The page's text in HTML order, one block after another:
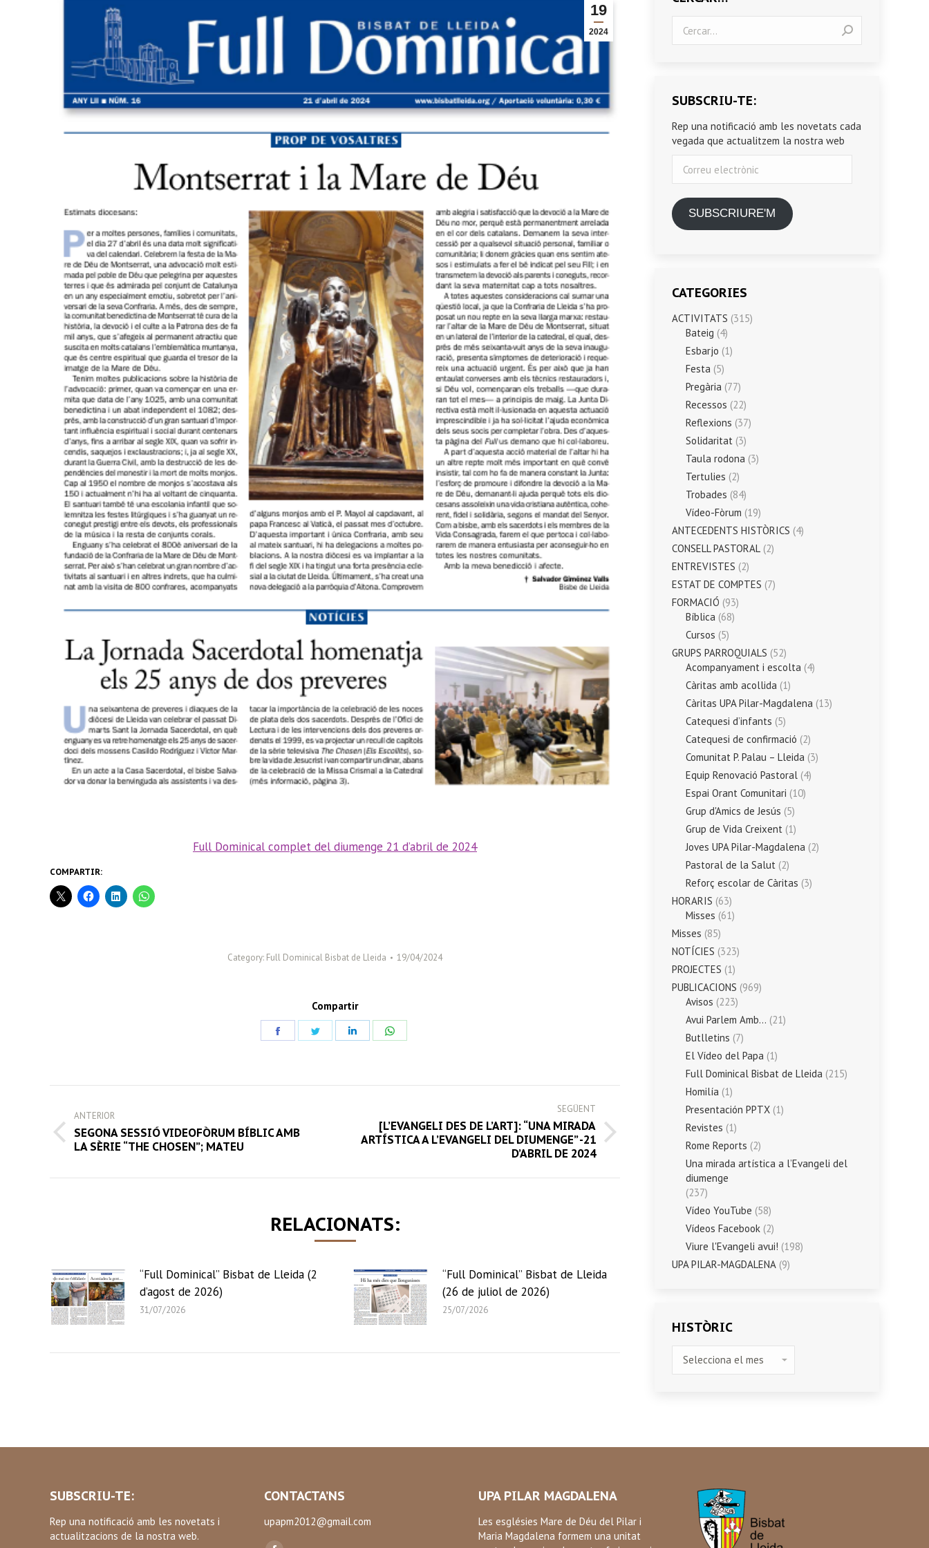
19
2024
Full Dominical complet del diumenge 21 d’abril de 2024
COMPARTIR:
Category: Full Dominical Bisbat de Lleida 19/04/2024
Compartir
Share
Share
NAVIGATION
ANTERIOR
Previous
SEGONA SESSIÓ VIDEOFÒRUM BÍBLIC AMB
LA SÈRIE “THE CHOSEN”; MATEU
SEGÜENT
Next
[L’EVANGELI DES DE L’ART]: “UNA MIRADA
ARTÍSTICA A L’EVANGELI DEL DIUMENGE” -21
D’ABRIL DE 2024
RELACIONATS:
“Full Dominical” Bisbat de Lleida (2
d’agost de 2026)
31/07/2026
“Full Dominical” Bisbat de Lleida
(26 de juliol de 2026)
25/07/2026
SUBSCRIU-TE:
Rep una notificació amb les novetats cada
vegada que actualitzem la nostra web
electrònic
SUBSCRIURE'M
CATEGORIES
ACTIVITATS (315)
Bateig (4)
Esbarjo (1)
Festa (5)
Pregària (77)
Recessos (22)
Reflexions (37)
Solidaritat (3)
Taula rodona (3)
Tertulies (2)
Trobades (84)
Vídeo-Fòrum (19)
ANTECEDENTS HISTÒRICS (4)
CONSELL PASTORAL (2)
ENTREVISTES (2)
ESTAT DE COMPTES (7)
FORMACIÓ (93)
Bíblica (68)
Cursos (5)
GRUPS PARROQUIALS (52)
Acompanyament i escolta (4)
Càritas amb acollida (1)
Càritas UPA Pilar-Magdalena (13)
Catequesi d’infants (5)
Catequesi de confirmació (2)
Comunitat P. Palau – Lleida (3)
Equip Renovació Pastoral (4)
Espai Orant Comunitari (10)
Grup d'Amics de Jesús (5)
Grup de Vida Creixent (1)
Joves UPA Pilar-Magdalena (2)
Pastoral de la Salut (2)
Reforç escolar de Càritas (3)
HORARIS (63)
Misses (61)
Misses (85)
NOTÍCIES (323)
PROJECTES (1)
PUBLICACIONS (969)
Avisos (223)
Avui Parlem Amb… (21)
Butlletins (7)
El Vídeo del Papa (1)
Full Dominical Bisbat de Lleida (215)
Homilía (1)
Presentación PPTX (1)
Revistes (1)
Rome Reports (2)
Una mirada artística a l’Evangeli del
diumenge
(237)
Vídeo YouTube (58)
Vídeos Facebook (2)
Viure l'Evangeli avui! (198)
UPA PILAR-MAGDALENA (9)
HISTÒRIC
SUBSCRIU-TE:
Rep una notificació amb les novetats i
actualitzacions de la nostra web.
CONTACTA’NS
upapm2012@gmail.com
UPA PILAR MAGDALENA
Les esglésies Mare de Déu del Pilar i
Maria Magdalena formem una unitat